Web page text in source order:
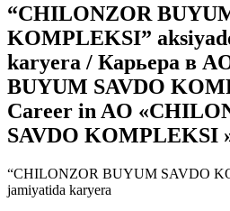
“CHILONZOR
KOMPLEKSI”
karyera / Карьера в
BUYUM SAVDO
Career in AO
SAVDO KOMPLEKSI
“CHILONZOR BUYUM SAVDO
jamiyatida karyera